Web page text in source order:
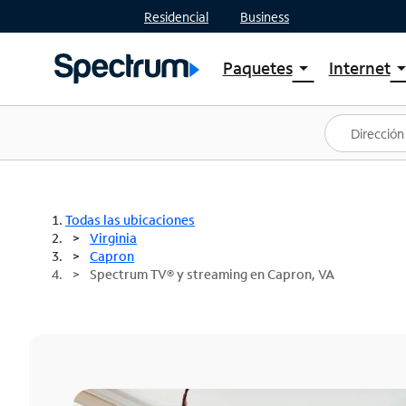
Residencial Business
Paquetesarrow_drop_down
Ver paquetes
Spectrum One
Mejores ofertas
Internetarrow_drop_down
Planes
Todas las ubicaciones
Virginia
Capron
Spectrum TV® y streaming en Capron, VA